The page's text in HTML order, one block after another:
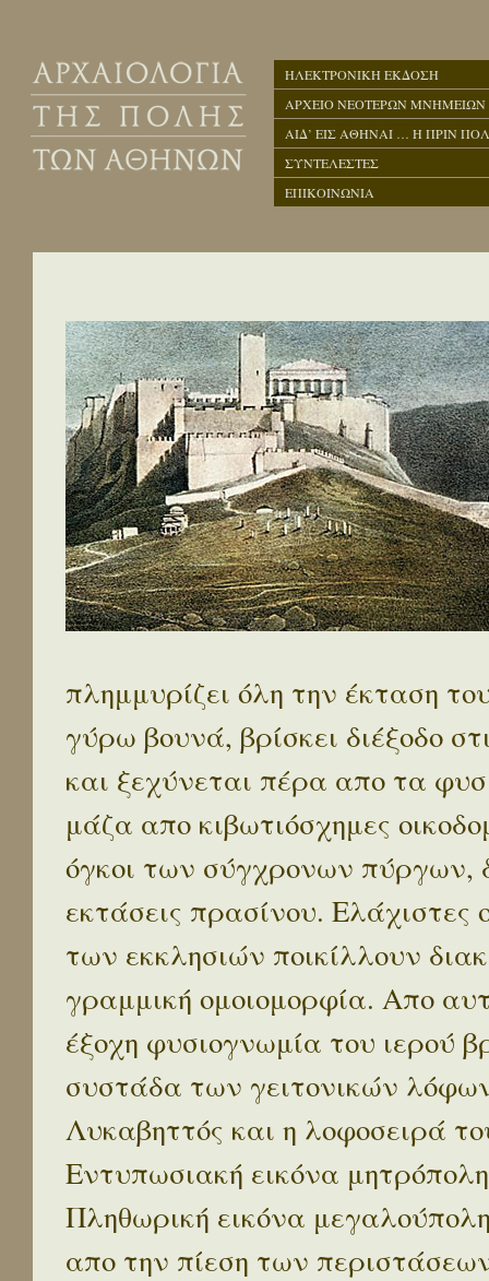
ΗΛΕΚΤΡΟΝΙΚΗ ΕΚΔΟΣΗ
ΑΡΧΕΙΟ ΝΕΟΤΕΡΩΝ ΜΝΗΜΕΙΩΝ
ΑΙΔ’ ΕΙΣ ΑΘΗΝΑΙ … Η ΠΡΙΝ
ΣΥΝΤΕΛΕΣΤΕΣ
ΕΠΙΚΟΙΝΩΝΙΑ
πλημμυρίζει όλη την έκταση
γύρω βουνά, βρίσκει διέξοδο
και ξεχύνεται πέρα απο τα
μάζα απο κιβωτιόσχημες
όγκοι των σύγχρονων πύργων,
εκτάσεις πρασίνου.
των εκκλησιών ποικίλλουν
γραμμική ομοιομορφία. Απο
έξοχη φυσιογνωμία του ιερού
συστάδα των γειτονικών
Λυκαβηττός και η λοφοσειρά
Εντυπωσιακή εικόνα
Πληθωρική εικόνα
απο την πίεση των